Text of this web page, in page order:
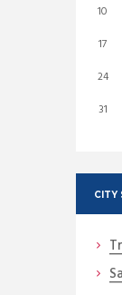
10
17
24
31
CITY